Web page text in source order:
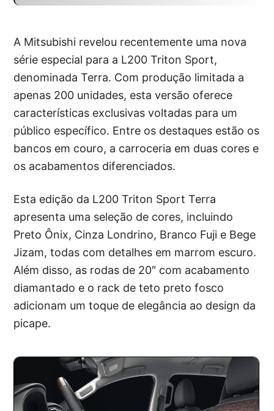
A Mitsubishi revelou recentemente uma nova
série especial para a L200 Triton Sport,
denominada Terra. Com produção limitada a
apenas 200 unidades, esta versão oferece
características exclusivas voltadas para um
público específico. Entre os destaques estão os
bancos em couro, a carroceria em duas cores e
os acabamentos diferenciados.
Esta edição da L200 Triton Sport Terra
apresenta uma seleção de cores, incluindo
Preto Ônix, Cinza Londrino, Branco Fuji e Bege
Jizam, todas com detalhes em marrom escuro.
Além disso, as rodas de 20″ com acabamento
diamantado e o rack de teto preto fosco
adicionam um toque de elegância ao design da
picape.